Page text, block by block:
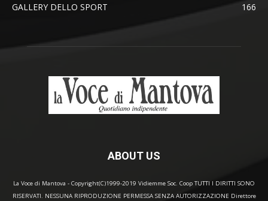
GALLERY DELLO SPORT
166
ABOUT US
La Voce di Mantova - Copyright(C)1999-2019 Vidiemme Soc. Coop TUTTI I DIRITTI SONO
RISERVATI. NESSUNA RIPRODUZIONE PERMESSA SENZA AUTORIZZAZIONE Direttore